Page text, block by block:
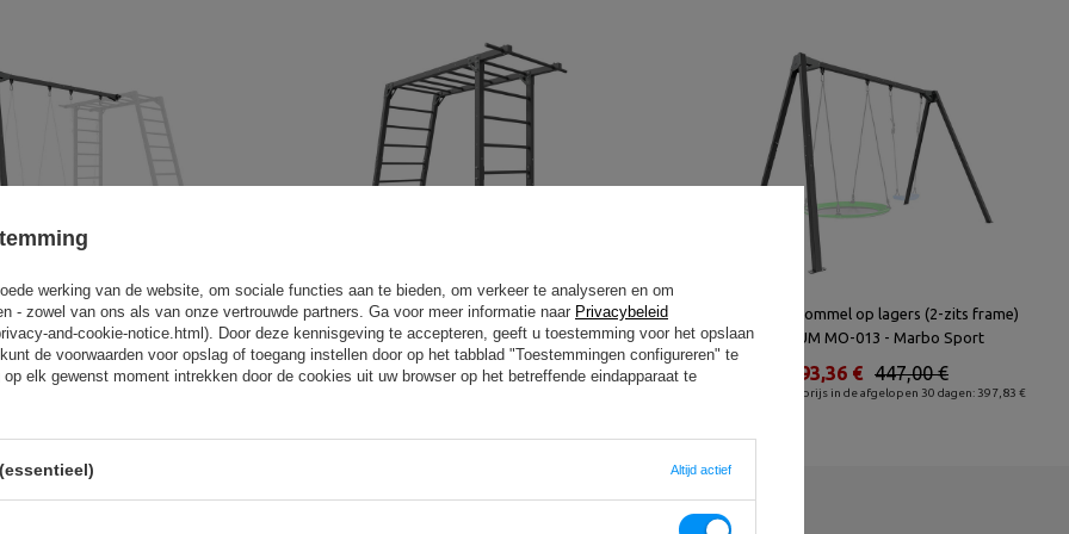
op lagers (uitbreiding voor de
MO-018 - Marbo Sport
325,00 €
€
PREMIUM MO-016 externe gymnastiekladder -
Marbo Sport
555,00 €
488,40 €
Dubbele schommel op lagers (2-zits frame)
PREMIUM MO-013 - Marbo Sport
Laagste productprijs in de afgelopen 30 dagen: 397,83 €
447,00 €
393,36 €
werking van de website, om sociale functies aan te bieden, om verkeer te analyseren en om
- zowel van ons als van onze vertrouwde partners. Ga voor meer informatie naar Privacybeleid
and-cookie-notice.html). Door deze kennisgeving te accepteren, geeft u toestemming voor het opslaan
de voorwaarden voor opslag of toegang instellen door op het tabblad "Toestemmingen configureren" te
elk gewenst moment intrekken door de cookies uit uw browser op het betreffende eindapparaat te
Altijd actief